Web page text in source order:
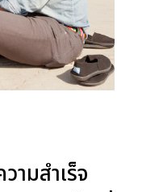
ามสำเร็จ